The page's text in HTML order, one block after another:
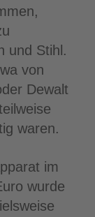
und Stihl.
von
Dewalt
waren.
im
wurde